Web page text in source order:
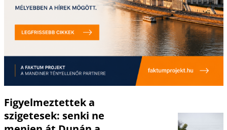
Figyelmeztettek a
szigetesek: senki ne